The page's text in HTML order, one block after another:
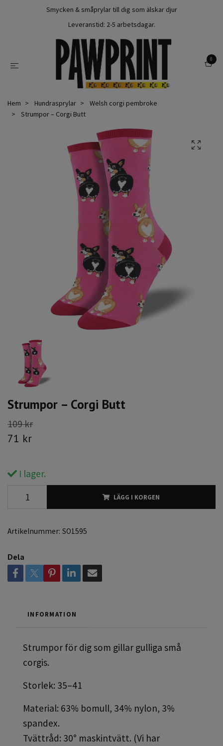
Smycken & småprylar till dig som älskar djur
Leveranstid: 2-5 arbetsdagar.
0
Hem Hundrasprylar
Welsh corgi pembroke
Strumpor – Corgi Butt
Strumpor – Corgi Butt
109 kr
71 kr
I lager.
LÄGG I KORGEN
Artikelnummer: SO1595
Dela
INFORMATION
Strumpor för dig som gillar gulliga små
corgis.
Storlek: 35–41
Material: 63% bomull, 34% nylon, 3%
spandex.
Tvättråd: 30° maskintvätt. (Vi har